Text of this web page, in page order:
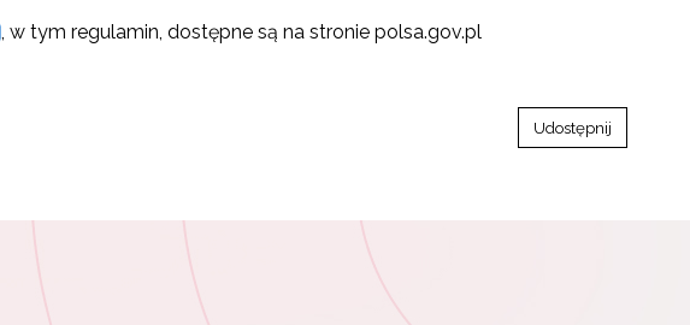
, w tym regulamin, dostępne są na stronie polsa.gov.pl
Udostępnij